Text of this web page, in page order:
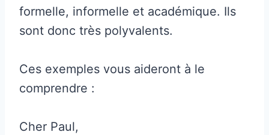
formelle, informelle et académique. Ils
sont donc très polyvalents.
Ces exemples vous aideront à le
comprendre :
Cher Paul,